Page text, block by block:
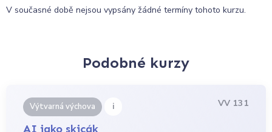
V současné době nejsou vypsány žádné termíny tohoto kurzu.
Podobné kurzy
Výtvarná výchova i VV 131
AI jako skicák